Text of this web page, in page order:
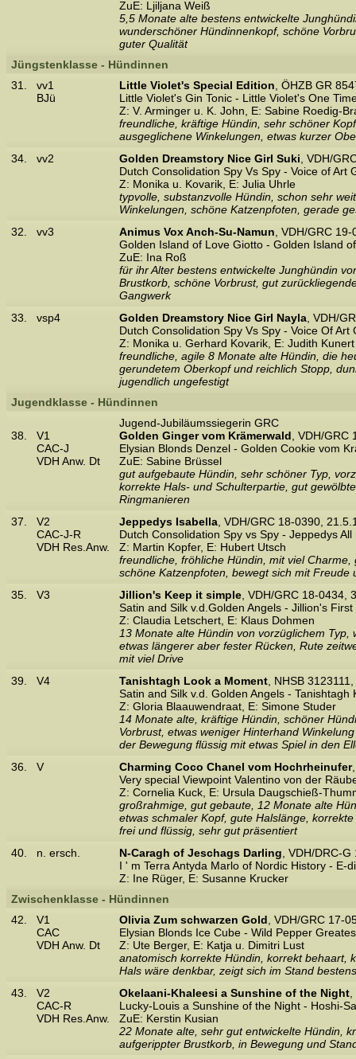
ZuE: Ljiljana Weiß
5,5 Monate alte bestens entwickelte
wunderschöner Hündinnenkopf, schöne
guter Qualität
Jüngstenklasse - Hündinnen
31.
vv1
BJü
Little Violet's Special Edition , ÖHZB GR
Little Violet's Gin Tonic - Little Violet's One
Z: V. Arminger u. K. John, E: Sabine Roedig-
freundliche, kräftige Hündin, sehr schöner
ausgeglichene Winkelungen, etwas kurzer
34.
vv2 Golden Dreamstory Nice Girl Suki , VDH/
Dutch Consolidation Spy Vs Spy - Voice of Art
Z: Monika u. Kovarik, E: Julia Uhrle
typvolle, substanzvolle Hündin, schon sehr
Winkelungen, schöne Katzenpfoten, gerade
32.
vv3 Animus Vox Anch-Su-Namun , VDH/GRC
Golden Island of Love Giotto - Golden Island
ZuE: Ina Roß
für ihr Alter bestens entwickelte Junghündin
Brustkorb, schöne Vorbrust, gut
Gangwerk
33.
vsp4 Golden Dreamstory Nice Girl Nayla , VDH/
Dutch Consolidation Spy Vs Spy - Voice Of Art
Z: Monika u. Gerhard Kovarik, E: Judith Kunert
freundliche, agile 8 Monate alte Hündin, die
gerundetem Oberkopf und reichlich Stopp,
jugendlich ungefestigt
Jugendklasse - Hündinnen
38.
V1
CAC-J
VDH Anw. Dt
Jugend-Jubiläumssiegerin GRC
Golden Ginger vom Krämerwald , VDH/
Elysian Blonds Denzel - Golden Cookie vom
ZuE: Sabine Brüssel
gut aufgebaute Hündin, sehr schöner Typ,
korrekte Hals- und Schulterpartie, gut
Ringmanieren
37.
V2
CAC-J-R
VDH Res.Anw.
Jeppedys Isabella , VDH/GRC 18-0390,
Dutch Consolidation Spy vs Spy - Jeppedys
Z: Martin Kopfer, E: Hubert Utsch
freundliche, fröhliche Hündin, mit viel
schöne Katzenpfoten, bewegt sich mit Freude
35.
V3 Jillion's Keep it simple , VDH/GRC 18-
Satin and Silk v.d.Golden Angels - Jillion's First
Z: Claudia Letschert, E: Klaus Dohmen
13 Monate alte Hündin von vorzüglichem
etwas längerer aber fester Rücken, Rute
mit viel Drive
39.
V4 Tanishtagh Look a Moment , NHSB
Satin and Silk v.d. Golden Angels - Tanishtagh
Z: Gloria Blaauwendraat, E: Simone Studer
14 Monate alte, kräftige Hündin, schöner
Vorbrust, etwas weniger Hinterhand
der Bewegung flüssig mit etwas Spiel in den
36.
V Charming Coco Chanel vom Hochrheinufer
Very special Viewpoint Valentino von der
Z: Cornelia Kuck, E: Ursula Daugschieß-
großrahmige, gut gebaute, 12 Monate alte
etwas schmaler Kopf, gute Halslänge,
frei und flüssig, sehr gut präsentiert
40.
n. ersch. N-Caragh of Jeschags Darling , VDH/DRC-
I ' m Terra Antyda Marlo of Nordic History - E-
Z: Ine Rüger, E: Susanne Krucker
Zwischenklasse - Hündinnen
42.
V1
CAC
VDH Anw. Dt
Olivia Zum schwarzen Gold , VDH/GRC 17-
Elysian Blonds Ice Cube - Wild Pepper
Z: Ute Berger, E: Katja u. Dimitri Lust
anatomisch korrekte Hündin, korrekt behaart,
Hals wäre denkbar, zeigt sich im Stand
43.
V2
CAC-R
VDH Res.Anw.
Okelaani-Khaleesi a Sunshine of the Night
Lucky-Louis a Sunshine of the Night - Hoshi-
ZuE: Kerstin Kusian
22 Monate alte, sehr gut entwickelte Hündin,
aufgerippter Brustkorb, in Bewegung und